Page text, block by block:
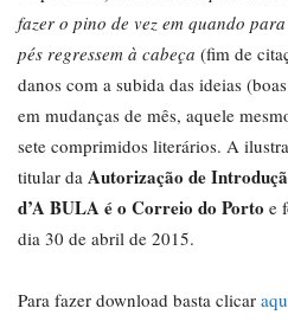
fazer o pino de vez em quando
pés regressem à cabeça (fim de
danos com a subida das ideias
em mudanças de mês, aquele
sete comprimidos literários. A
titular da Autorização de
d’A BULA é o Correio do Porto e
dia 30 de abril de 2015.
Para fazer download basta clicar